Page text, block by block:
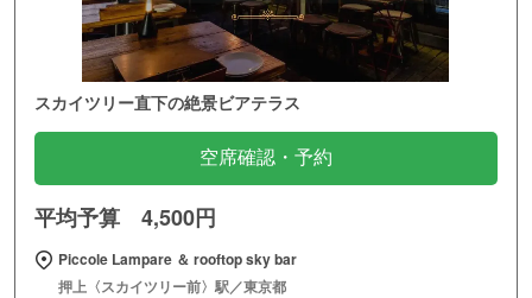
スカイツリー直下の絶景ビアテラス
空席確認・予約
平均予算 4,500円
Piccole Lampare ＆ rooftop sky bar
押上〈スカイツリー前〉駅／東京都